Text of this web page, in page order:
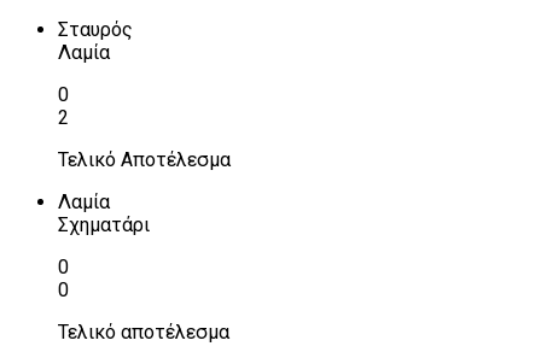
Σταυρός
Λαμία
0
2
Τελικό Αποτέλεσμα
Λαμία
Σχηματάρι
0
0
Τελικό αποτέλεσμα